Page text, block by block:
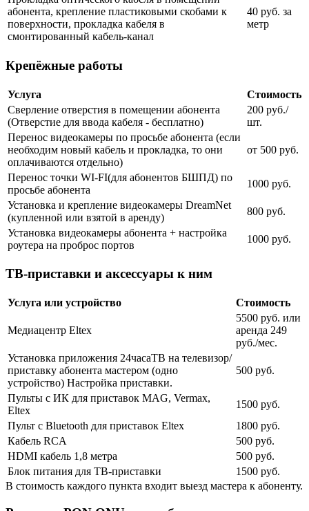
абонента, крепление пластиковыми скобами к
поверхности, прокладка кабеля в
смонтированный кабель-канал
40 руб. за
метр
Крепёжные работы
Услуга
Стоимость
Сверление отверстия в помещении абонента
(Отверстие для ввода кабеля - бесплатно)
200 руб./
шт.
Перенос видеокамеры по просьбе абонента (если
необходим новый кабель и прокладка, то они
оплачиваются отдельно)
от 500 руб.
Перенос точки WI-FI(для абонентов БШПД) по
просьбе абонента
1000 руб.
Установка и крепление видеокамеры DreamNet
(купленной или взятой в аренду)
800 руб.
Установка видеокамеры абонента + настройка
роутера на проброс портов
1000 руб.
ТВ-приставки и аксессуары к ним
Услуга или устройство Стоимость
Медиацентр Eltex
5500 руб. или
аренда 249
руб./мес.
Установка приложения 24часаТВ на телевизор/
приставку абонента мастером (одно
устройство) Настройка приставки.
500 руб.
Пульты с ИК для приставок MAG, Vermax,
Eltex
1500 руб.
Пульт с Bluetooth для приставок Eltex
1800 руб.
Кабель RCA
500 руб.
HDMI кабель 1,8 метра
500 руб.
Блок питания для ТВ-приставки
1500 руб.
В стоимость каждого пункта входит выезд мастера к абоненту.